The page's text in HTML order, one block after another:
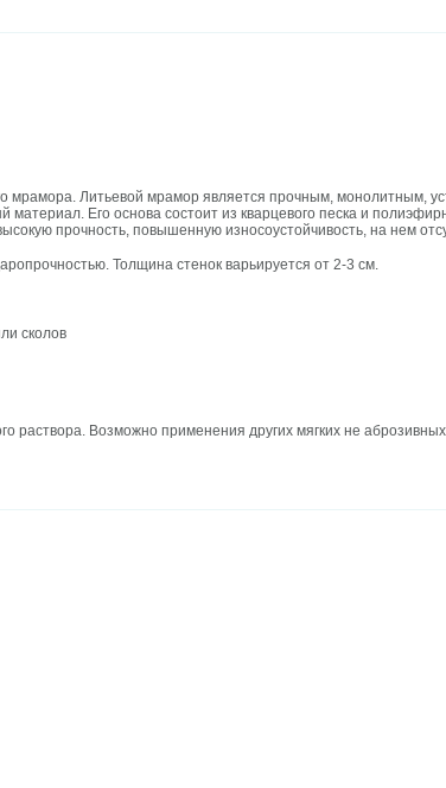
мрамора. Литьевой мрамор является прочным, монолитным,
Его основа состоит из кварцевого песка и
прочность, повышенную износоустойчивость, на нем
Толщина стенок варьируется от 2-3 см.
сколов
раствора. Возможно применения других мягких не